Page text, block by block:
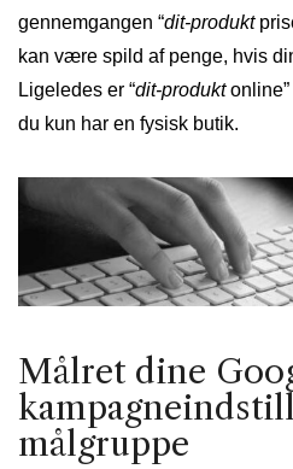
gennemgangen “dit-produkt
kan være spild af penge, hvis
Ligeledes er “dit-produktonline”
du kun har en fysisk butik.
Målret dine
målgruppe